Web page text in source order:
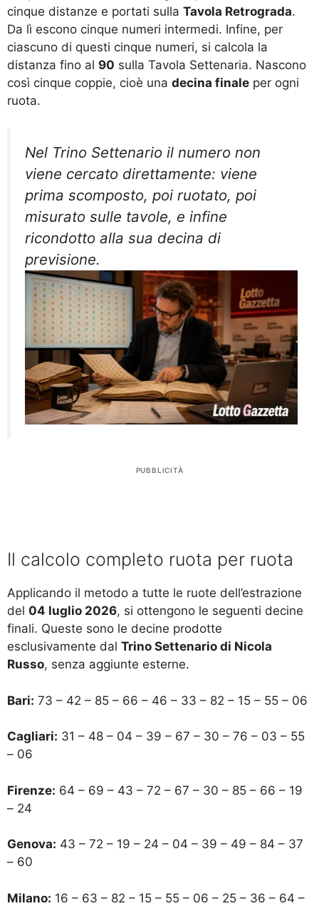
cinque distanze e portati sulla Tavola Retrograda.
Da lì escono cinque numeri intermedi. Infine, per
ciascuno di questi cinque numeri, si calcola la
distanza fino al 90 sulla Tavola Settenaria. Nascono
così cinque coppie, cioè una decina finale per ogni
ruota.
Nel Trino Settenario il numero non
viene cercato direttamente: viene
prima scomposto, poi ruotato, poi
misurato sulle tavole, e infine
ricondotto alla sua decina di
previsione.
PUBBLICITÀ
Il calcolo completo ruota per ruota
Applicando il metodo a tutte le ruote dell’estrazione
del 04 luglio 2026, si ottengono le seguenti decine
finali. Queste sono le decine prodotte
esclusivamente dal Trino Settenario di Nicola
Russo, senza aggiunte esterne.
Bari: 73 – 42 – 85 – 66 – 46 – 33 – 82 – 15 – 55 – 06
Cagliari: 31 – 48 – 04 – 39 – 67 – 30 – 76 – 03 – 55
– 06
Firenze: 64 – 69 – 43 – 72 – 67 – 30 – 85 – 66 – 19
– 24
Genova: 43 – 72 – 19 – 24 – 04 – 39 – 49 – 84 – 37
– 60
Milano: 16 – 63 – 82 – 15 – 55 – 06 – 25 – 36 – 64 –